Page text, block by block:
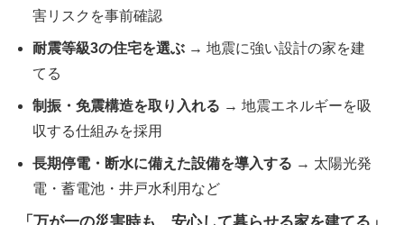
害リスクを事前確認
耐震等級3の住宅を選ぶ → 地震に強い設計の家を建
てる
制振・免震構造を取り入れる → 地震エネルギーを吸
収する仕組みを採用
長期停電・断水に備えた設備を導入する → 太陽光発
電・蓄電池・井戸水利用など